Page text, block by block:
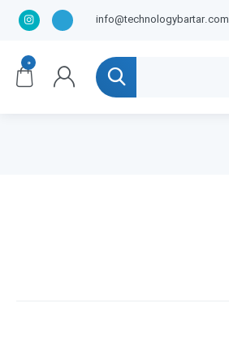
info@technologybartar.com
۰